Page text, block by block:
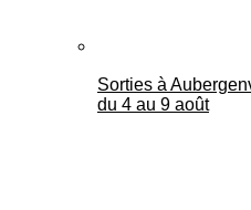
Sorties à
du 4 au 9 août